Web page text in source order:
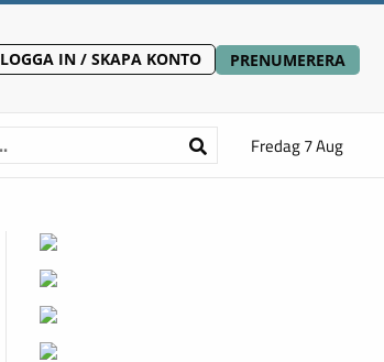
LOGGA IN / SKAPA KONTO PRENUMERERA
Fredag 7 Aug